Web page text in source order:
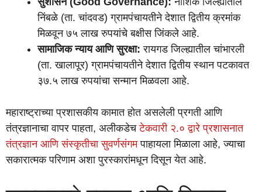
निंबळे (ता. चांदवड) ग्रामपंचायतीने देशात द्वितीय क्रमांक
मिळवून ७५ लाख रुपयांचे बक्षीस जिंकले आहे.
सामाजिक न्याय आणि सुरक्षा: रायगड जिल्ह्यातील चांभारली
(ता. खालापूर) ग्रामपंचायतीने देशात द्वितीय स्थान पटकावत
३७.५ लाख रुपयांचा सन्मान मिळवला आहे.
महाराष्ट्राच्या प्रशासकीय कामात होत असलेली प्रगती आणि
तंत्रज्ञानाचा वापर पाहता, अलीकडेचटेकवारी २.० द्वारे प्रशासनात
तंत्रज्ञान आणि संस्कृतीचा सुवर्णसंगमपाहायला मिळाला आहे, ज्याचा
सकारात्मक परिणाम अशा पुरस्कारांमधून दिसून येत आहे.